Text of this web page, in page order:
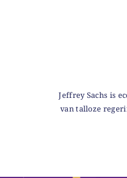
Jeffrey Sachs is
van talloze